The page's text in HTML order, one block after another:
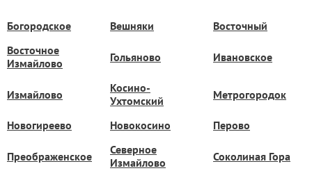
Богородское Вешняки
Восточный
Восточное
Измайлово
Гольяново Ивановское
Измайлово
Косино-
Ухтомский
Метрогородок
Новогиреево Новокосино Перово
Преображенское
Северное
Измайлово
Соколиная Гора